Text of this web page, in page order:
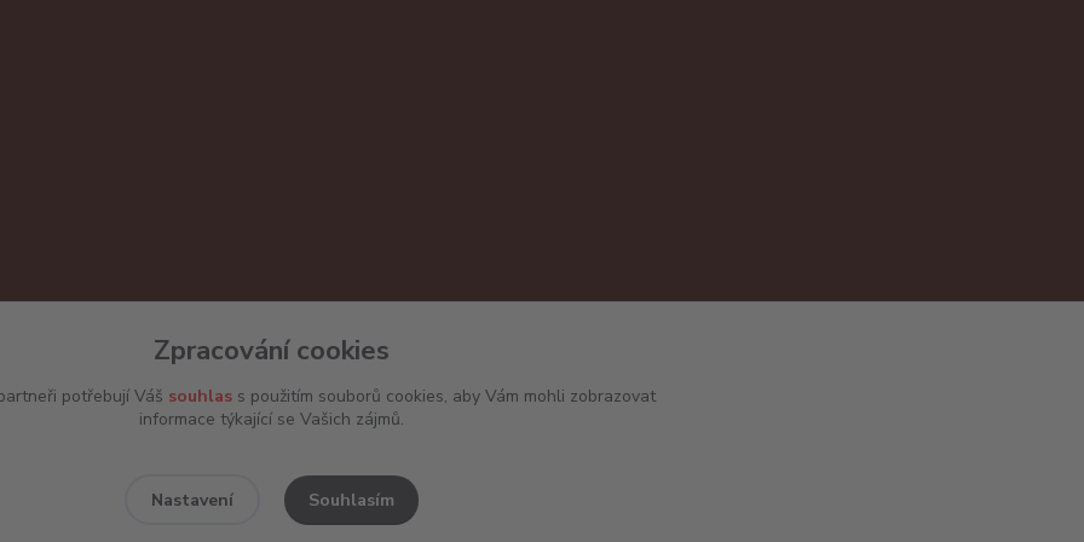
Zpracování cookies
potřebují Váš souhlass použitím souborů cookies, aby Vám mohli zobrazovat
informace týkající se Vašich zájmů.
Nastavení Souhlasím